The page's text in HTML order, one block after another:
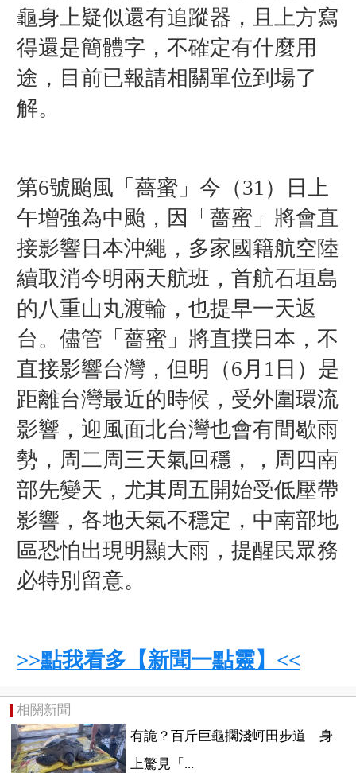
龜身上疑似還有追蹤器，且上方寫
得還是簡體字，不確定有什麼用
途，目前已報請相關單位到場了
解。
第6號颱風「薔蜜」今（31）日上
午增強為中颱，因「薔蜜」將會直
接影響日本沖繩，多家國籍航空陸
續取消今明兩天航班，首航石垣島
的八重山丸渡輪，也提早一天返
台。儘管「薔蜜」將直撲日本，不
直接影響台灣，但明（6月1日）是
距離台灣最近的時候，受外圍環流
影響，迎風面北台灣也會有間歇雨
勢，周二周三天氣回穩，，周四南
部先變天，尤其周五開始受低壓帶
影響，各地天氣不穩定，中南部地
區恐怕出現明顯大雨，提醒民眾務
必特別留意。
>>點我看多【新聞一點靈】<<
相關新聞
有詭？百斤巨龜擱淺蚵田步道 身
上​驚見「...